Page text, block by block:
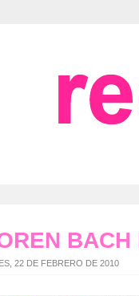
22 DE FEBRERO DE 2010